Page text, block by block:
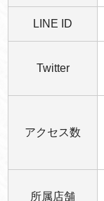
LINE ID
Twitter
アクセス数
所属店舗